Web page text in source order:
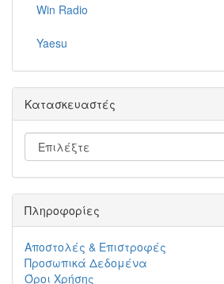
Win Radio
Yaesu
Κατασκευαστές
Πληροφορίες
Αποστολές & Επιστροφές
Προσωπικά Δεδομένα
Όροι Χρήσης